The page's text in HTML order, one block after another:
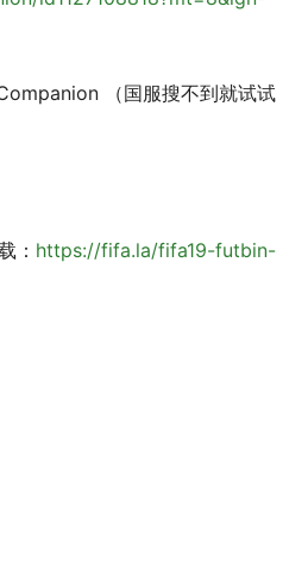
（国服搜不到就试试
： https://fifa.la/fifa19-futbin-